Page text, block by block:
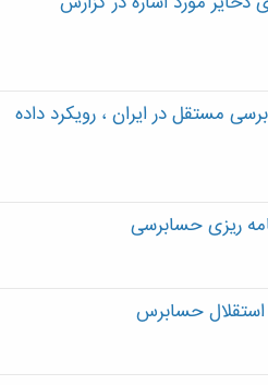
مستقل در ایران ، رویکرد داده
ریزی حسابرسی
حسابرس